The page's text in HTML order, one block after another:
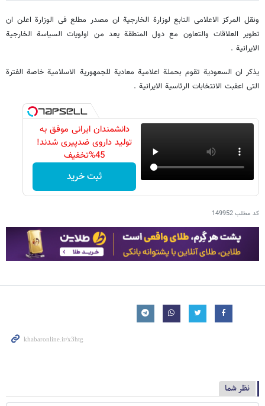
ونقل المرکز الاعلامی التابع لوزارة الخارجیة ان مصدر مطلع فی الوزارة اعلن ان
تطویر العلاقات والتعاون مع دول المنطقة یعد من اولویات السیاسة الخارجیة
الایرانیة .
یذکر ان السعودیة تقوم بحملة اعلامیة معادیة للجمهوریة الاسلامیة خاصة الفترة
التی اعقبت الانتخابات الرئاسیة الایرانیة .
دانشمندان ایرانی موفق به
تولید داروی ضدپیری شدند!
45%تخفیف
ثبت خرید
کد مطلب149952
نظر شما